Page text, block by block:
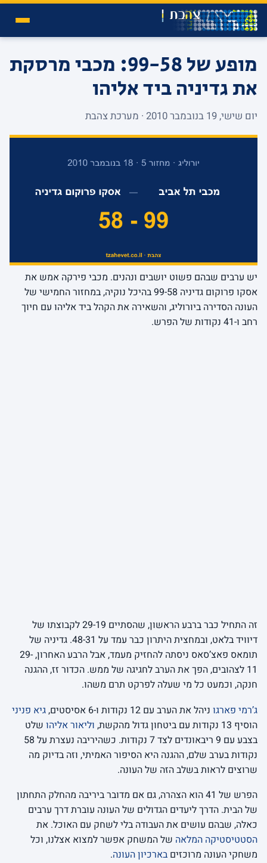
מופע של 99-58: מכבי מרסקת
את גדיניה ביד אליהו
יום שישי, 19 בנובמבר 2010 · מערכת צהבת
יש ערבים שבהם פשוט יושבים ונהנים. מכבי פירקה אמש את
אסקו פרוקום גדיניה 99-58 בהיכל נוקיה, במחזור החמישי של
העונה הסדירה ביורוליג, והשאירה את הקהל ביד אליהו עם חיוך
רחב ו-41 נקודות של הפרש.
זה התחיל כבר ברבע הראשון, שהסתיים 29-19 לקבוצתו של
דיוויד בלאט, ובמחצית היתרון כבר עמד על 48-31. גדיניה של
תומאס פאצ’סאס ניסתה להחזיק מעמד, אבל הרבע האחרון, 29-
11 לצהובים, הפך את הערב לחגיגה של ממש. הכדור זז, ההגנה
חנקה, וכמעט כל מי שעלה לפרקט תרם משהו.
ג’רמי פארגו ניהל את הערב עם 12 נקודות ו-6 אסיסטים,
גיא פניני
הוסיף 13 נקודות עם ביטחון גדול מהקשת,
וליאור אליהו שלט
בצבע עם 9 ריבאונדים לצד 7 נקודות. כשהיריבה נעצרת על 58
נקודות בערב שלם, ההגנה היא הסיפור האמיתי, וזה בדיוק מה
שרוצים לראות בשלב הזה של העונה.
הפרש של 41 הוא הצהרה, גם אם מדובר ביריבה מהחלק התחתון
של הבית. הדרך ליעדים הגדולים של העונה עוברת דרך ערבים
כאלה, שבהם עושים את העבודה בלי לשחק עם האוכל. את
הסטטיסטיקה המלאה של המשחק אפשר למצוא אצלנו, וכל
משחקי העונה מרוכזים בארכיון העונה.